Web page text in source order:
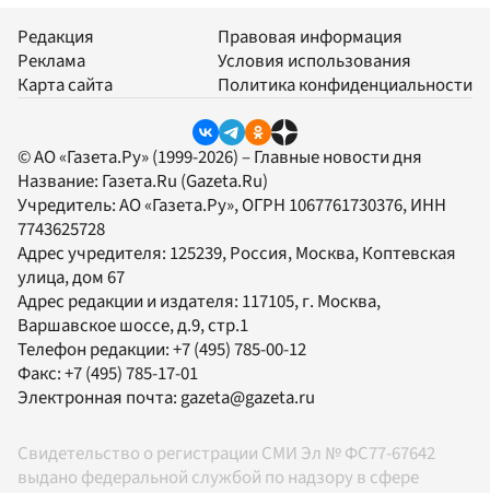
Редакция
Реклама
Карта сайта
Правовая информация
Условия использования
Политика конфиденциальности
© АО «Газета.Ру» (1999-2026) – Главные новости дня
Название: Газета.Ru (Gazeta.Ru)
Учредитель:АО «Газета.Ру», ОГРН 1067761730376, ИНН
7743625728
Адрес учредителя: 125239, Россия, Москва, Коптевская
улица, дом 67
Адрес редакции и издателя: 117105, г. Москва,
Варшавское шоссе, д.9, стр.1
Телефон редакции:+7 (495) 785-00-12
Факс:+7 (495) 785-17-01
Электронная почта:gazeta@gazeta.ru
Свидетельство о регистрации СМИ Эл № ФС77-67642
выдано федеральной службой по надзору в сфере